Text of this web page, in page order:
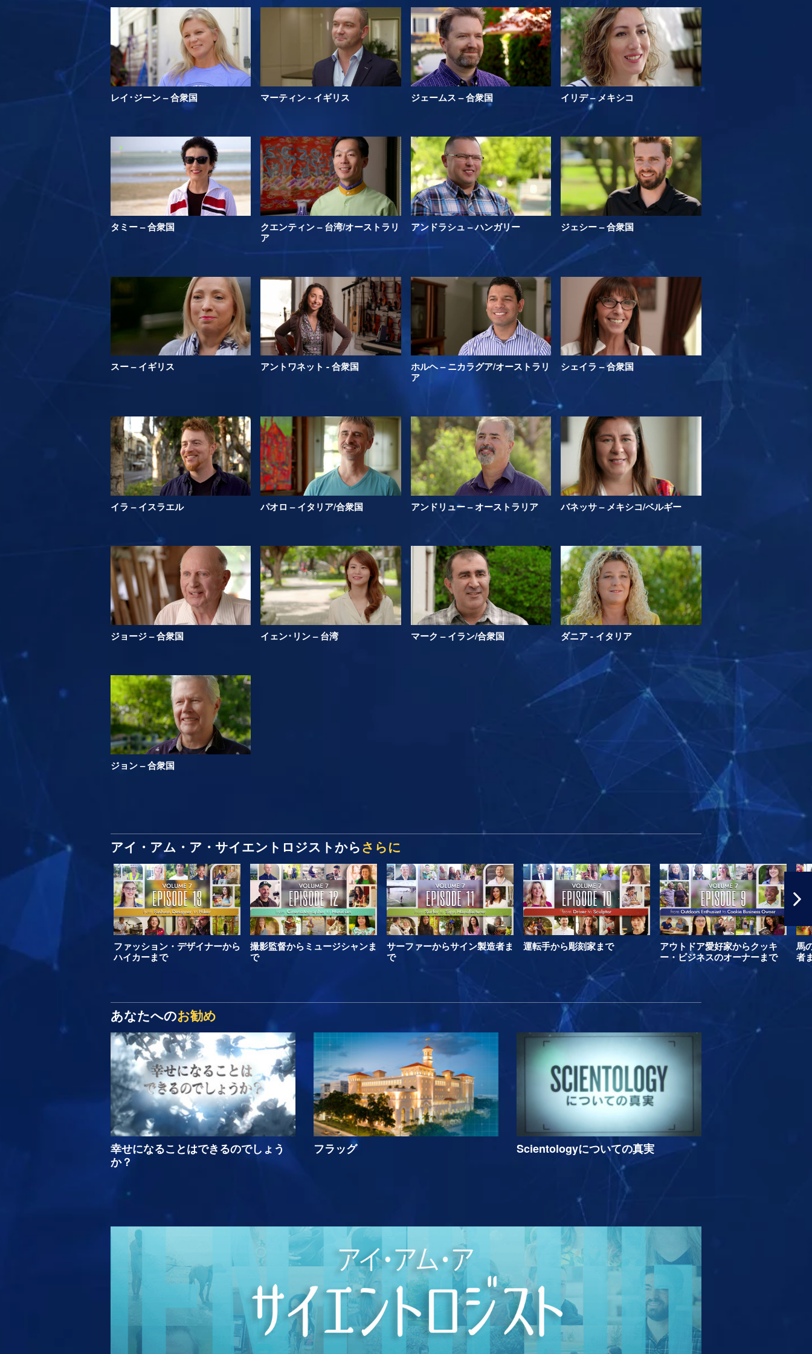
レイ･ジーン – 合衆国 マーティン - イギリス ジェームス – 合衆国 イリデ – メキシコ
タミー – 合衆国
クエンティン – 台湾/オーストラリ
ア
アンドラシュ – ハンガリー ジェシー – 合衆国
スー – イギリス アントワネット - 合衆国
ホルヘ – ニカラグア/オーストラリ
ア
シェイラ – 合衆国
イラ – イスラエル パオロ – イタリア/合衆国 アンドリュー – オーストラリア バネッサ – メキシコ/ベルギー
ジョージ – 合衆国 イェン･リン – 台湾 マーク – イラン/合衆国 ダニア - イタリア
ジョン – 合衆国
アイ・アム・ア・サイエントロジストからさらに
ファッション・デザイナーから
ハイカーまで
撮影監督からミュージシャンま
で
サーファーからサイン製造者ま
で
運転手から彫刻家まで
アウトドア愛好家からクッキ
ー・ビジネスのオーナーまで
馬
者
あなたへのお勧め
幸せになることはできるのでしょう
か？
フラッグ Scientologyについての真実